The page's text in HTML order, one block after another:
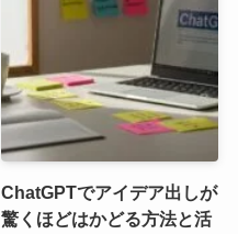
ChatGPTでアイデア出しが
驚くほどはかどる方法と活